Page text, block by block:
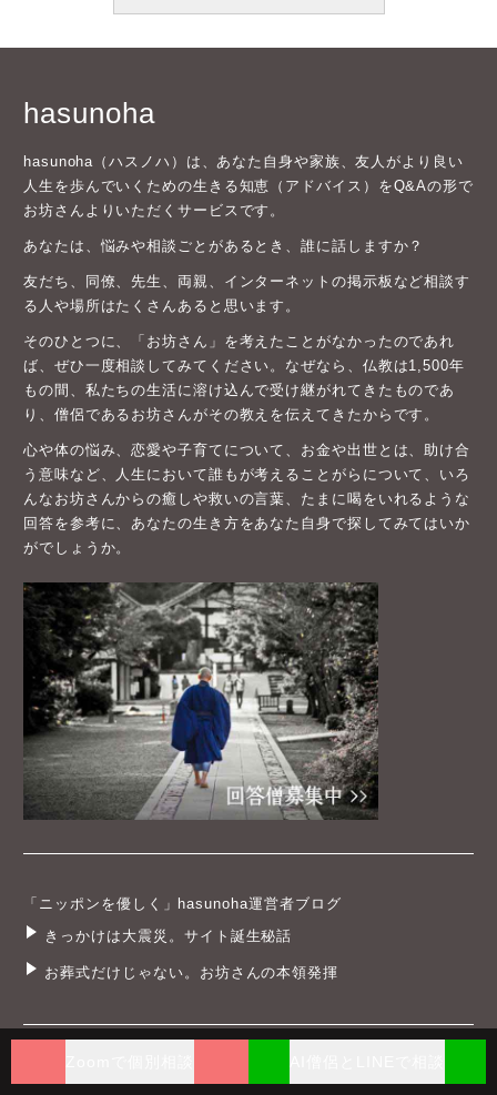
hasunoha
hasunoha（ハスノハ）は、あなた自身や家族、友人がより良い
人生を歩んでいくための生きる知恵（アドバイス）をQ&Aの形で
お坊さんよりいただくサービスです。
あなたは、悩みや相談ごとがあるとき、誰に話しますか？
友だち、同僚、先生、両親、インターネットの掲示板など相談す
る人や場所はたくさんあると思います。
そのひとつに、「お坊さん」を考えたことがなかったのであれ
ば、ぜひ一度相談してみてください。なぜなら、仏教は1,500年
もの間、私たちの生活に溶け込んで受け継がれてきたものであ
り、僧侶であるお坊さんがその教えを伝えてきたからです。
心や体の悩み、恋愛や子育てについて、お金や出世とは、助け合
う意味など、人生において誰もが考えることがらについて、いろ
んなお坊さんからの癒しや救いの言葉、たまに喝をいれるような
回答を参考に、あなたの生き方をあなた自身で探してみてはいか
がでしょうか。
「ニッポンを優しく」hasunoha運営者ブログ
きっかけは大震災。サイト誕生秘話
お葬式だけじゃない。お坊さんの本領発揮